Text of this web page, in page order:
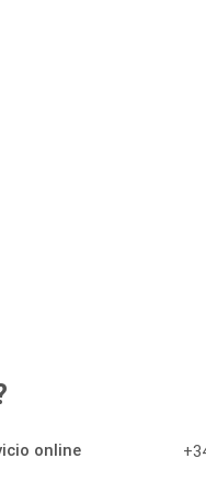
online